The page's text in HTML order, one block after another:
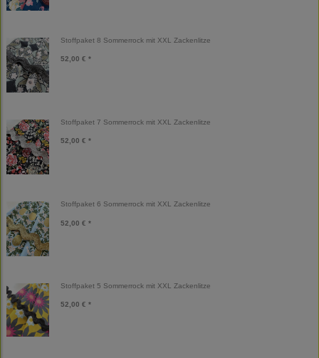
Stoffpaket 8 Sommerrock mit XXL Zackenlitze
52,00 € *
Stoffpaket 7 Sommerrock mit XXL Zackenlitze
52,00 € *
Stoffpaket 6 Sommerrock mit XXL Zackenlitze
52,00 € *
Stoffpaket 5 Sommerrock mit XXL Zackenlitze
52,00 € *